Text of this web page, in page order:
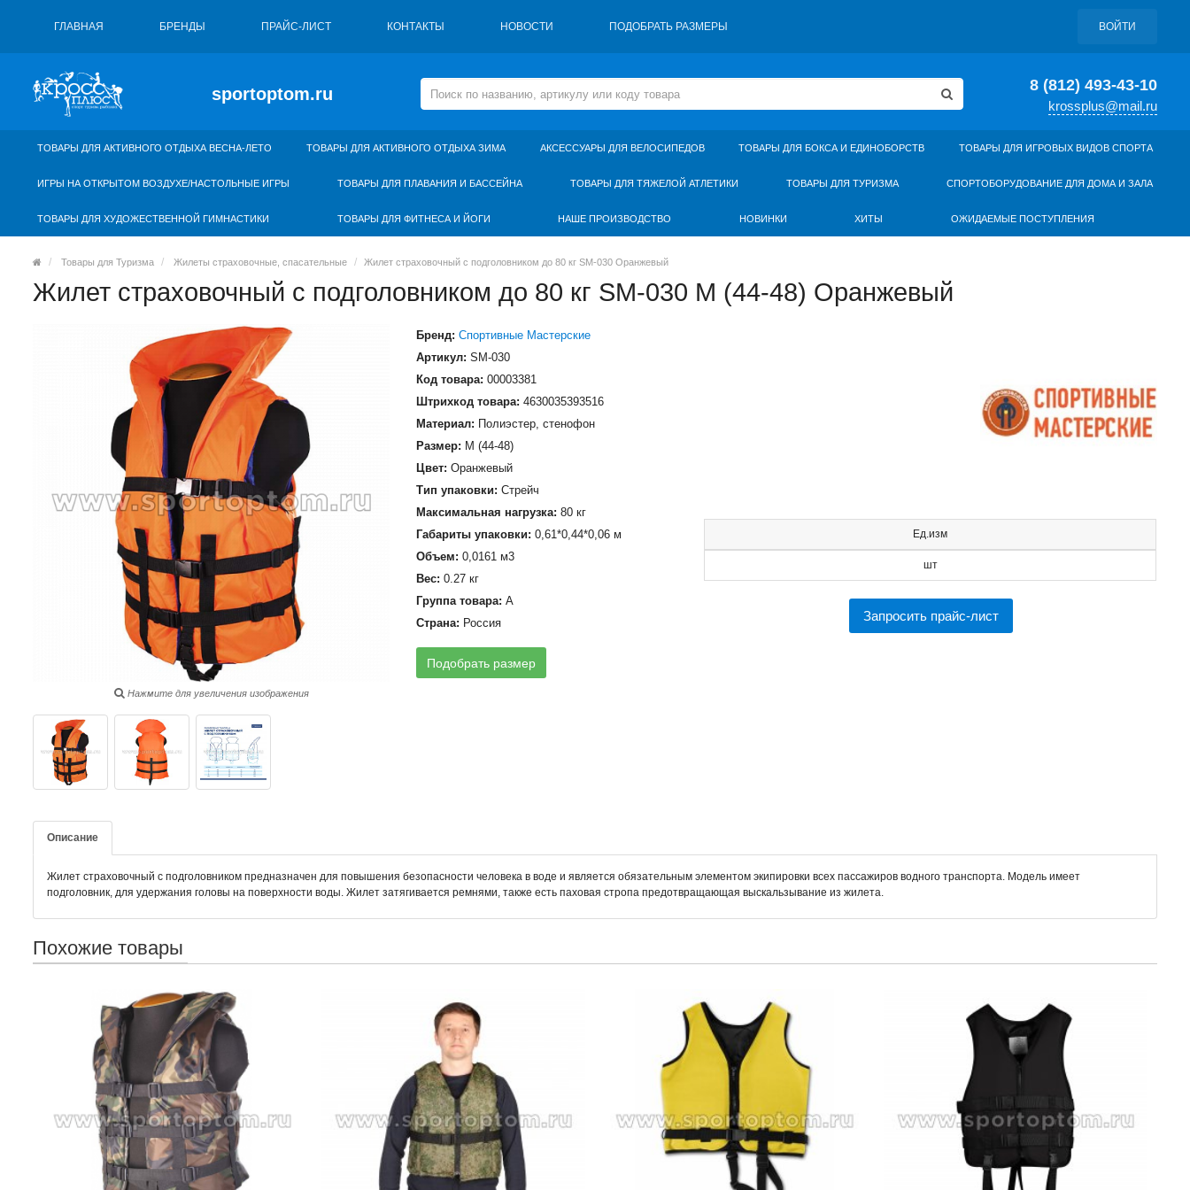
ВОЙТИ
ГЛАВНАЯ БРЕНДЫ ПРАЙС-ЛИСТ КОНТАКТЫ НОВОСТИ ПОДОБРАТЬ РАЗМЕРЫ
8 (812) 493-43-10
krossplus@mail.ru
sportoptom.ru
ТОВАРЫ ДЛЯ АКТИВНОГО ОТДЫХА ВЕСНА-ЛЕТО ТОВАРЫ ДЛЯ АКТИВНОГО ОТДЫХА ЗИМА АКСЕССУАРЫ ДЛЯ ВЕЛОСИПЕДОВ ТОВАРЫ ДЛЯ БОКСА И ЕДИНОБОРСТВ ТОВАРЫ ДЛЯ ИГРОВЫХ ВИДОВ СПОРТА
ИГРЫ НА ОТКРЫТОМ ВОЗДУХЕ/НАСТОЛЬНЫЕ ИГРЫ ТОВАРЫ ДЛЯ ПЛАВАНИЯ И БАССЕЙНА ТОВАРЫ ДЛЯ ТЯЖЕЛОЙ АТЛЕТИКИ ТОВАРЫ ДЛЯ ТУРИЗМА СПОРТОБОРУДОВАНИЕ ДЛЯ ДОМА И ЗАЛА
ТОВАРЫ ДЛЯ ХУДОЖЕСТВЕННОЙ ГИМНАСТИКИ ТОВАРЫ ДЛЯ ФИТНЕСА И ЙОГИ НАШЕ ПРОИЗВОДСТВО НОВИНКИ ХИТЫ ОЖИДАЕМЫЕ ПОСТУПЛЕНИЯ
Товары для Туризма Жилеты страховочные, спасательные Жилет страховочный с подголовником до 80 кг SM-030 Оранжевый
Жилет страховочный с подголовником до 80 кг SM-030 M (44-48) Оранжевый
Нажмите для увеличения изображения
Бренд: Спортивные Мастерские
Артикул: SM-030
Код товара: 00003381
Штрихкод товара: 4630035393516
Материал: Полиэстер, стенофон
Размер: M (44-48)
Цвет: Оранжевый
Тип упаковки: Стрейч
Максимальная нагрузка: 80 кг
Габариты упаковки: 0,61*0,44*0,06 м
Объем: 0,0161 м3
Вес: 0.27 кг
Группа товара: А
Страна: Россия
Подобрать размер
Ед.изм
шт
Запросить прайс-лист
Описание
Жилет страховочный с подголовником предназначен для повышения безопасности человека в воде и является обязательным элементом экипировки всех пассажиров водного транспорта. Модель имеет
подголовник, для удержания головы на поверхности воды. Жилет затягивается ремнями, также есть паховая стропа предотвращающая выскальзывание из жилета.
Похожие товары